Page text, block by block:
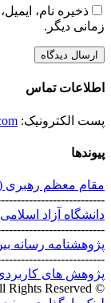
ذخیره نام،
زمانی دیگر.
اطلاعات تماس
پست الکترونیک:
پیوندها
مقام معظم رهبری
دانشگاه آزاد
پژوهشنامه رسانه
پژوهش های
© Copyright 2024 |
Rights Reserved